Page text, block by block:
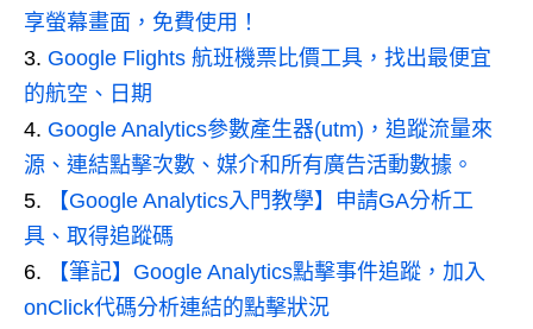
享螢幕畫面，免費使用！
Google Flights 航班機票比價工具，找出最便宜
的航空、日期
Google Analytics參數產生器(utm)，追蹤流量來
源、連結點擊次數、媒介和所有廣告活動數據。
【Google Analytics入門教學】申請GA分析工
具、取得追蹤碼
【筆記】Google Analytics點擊事件追蹤，加入
onClick代碼分析連結的點擊狀況